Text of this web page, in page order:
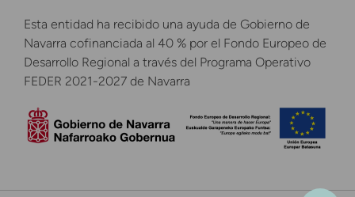
Esta entidad ha recibido una ayuda de Gobierno de
Navarra cofinanciada al 40 % por el Fondo Europeo de
Desarrollo Regional a través del Programa Operativo
FEDER 2021-2027 de Navarra